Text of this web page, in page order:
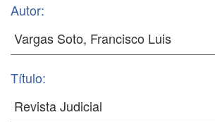
Autor:
Título: